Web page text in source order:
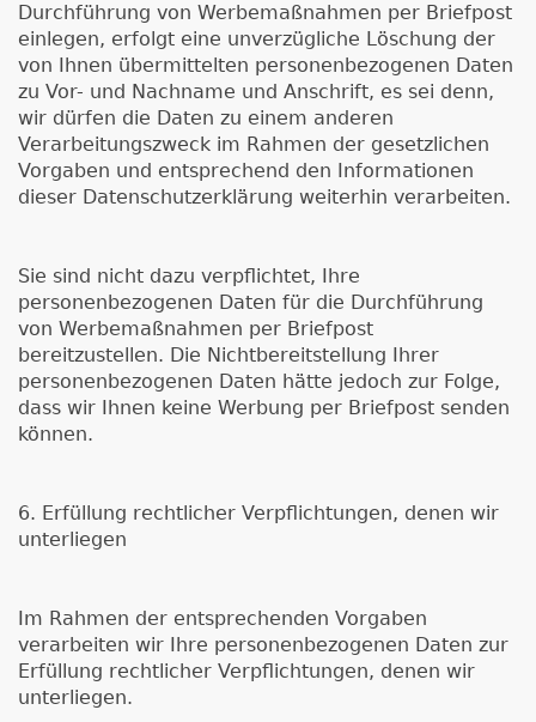
Durchführung von Werbemaßnahmen per Briefpost
einlegen, erfolgt eine unverzügliche Löschung der
von Ihnen übermittelten personenbezogenen Daten
zu Vor- und Nachname und Anschrift, es sei denn,
wir dürfen die Daten zu einem anderen
Verarbeitungszweck im Rahmen der gesetzlichen
Vorgaben und entsprechend den Informationen
dieser Datenschutzerklärung weiterhin verarbeiten.
Sie sind nicht dazu verpflichtet, Ihre
personenbezogenen Daten für die Durchführung
von Werbemaßnahmen per Briefpost
bereitzustellen. Die Nichtbereitstellung Ihrer
personenbezogenen Daten hätte jedoch zur Folge,
dass wir Ihnen keine Werbung per Briefpost senden
können.
6. Erfüllung rechtlicher Verpflichtungen, denen wir
unterliegen
Im Rahmen der entsprechenden Vorgaben
verarbeiten wir Ihre personenbezogenen Daten zur
Erfüllung rechtlicher Verpflichtungen, denen wir
unterliegen.